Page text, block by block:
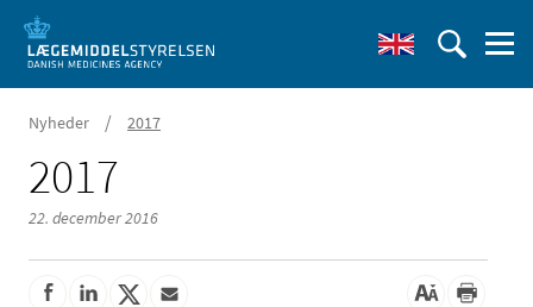
Nyheder / 2017
2017
22. december 2016